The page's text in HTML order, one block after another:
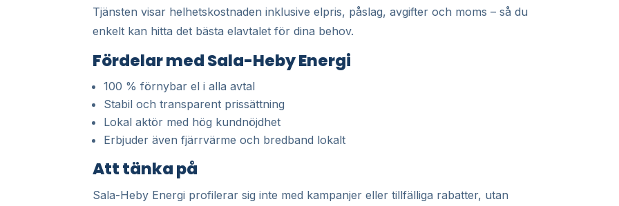
Tjänsten visar helhetskostnaden inklusive elpris, påslag, avgifter och moms – så du
enkelt kan hitta det bästa elavtalet för dina behov.
Fördelar med Sala-Heby Energi
100 % förnybar el i alla avtal
Stabil och transparent prissättning
Lokal aktör med hög kundnöjdhet
Erbjuder även fjärrvärme och bredband lokalt
Att tänka på
Sala-Heby Energi profilerar sig inte med kampanjer eller tillfälliga rabatter, utan